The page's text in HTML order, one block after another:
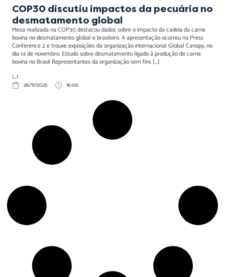
COP30 discutiu impactos da pecuária no
desmatamento global
Mesa realizada na COP30 destacou dados sobre o impacto da cadeia da carne
bovina no desmatamento global e brasileiro. A apresentação ocorreu na Press
Conference 2 e trouxe exposições da organização internacional Global Canopy, no
dia 14 de novembro. Estudo sobre desmatamento ligado à produção de carne
bovina no Brasil Representantes da organização sem fins […]
(...)
26/11/2025 16:06